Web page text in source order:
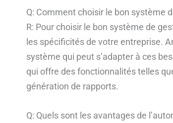
Q: Comment choisir le bon système
R: Pour choisir le bon système de
les spécificités de votre entreprise.
système qui peut s’adapter à ces
qui offre des fonctionnalités telles
génération de rapports.
Q: Quels sont les avantages de